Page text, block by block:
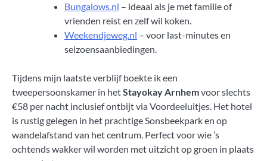
Bungalows.nl – ideaal als je met familie of
vrienden reist en zelf wil koken.
Weekendjeweg.nl – voor last-minutes en
seizoensaanbiedingen.
Tijdens mijn laatste verblijf boekte ik een
tweepersoonskamer in hetStayokay Arnhemvoor slechts
€58 per nacht inclusief ontbijt via Voordeeluitjes. Het hotel
is rustig gelegen in het prachtige Sonsbeekpark en op
wandelafstand van het centrum. Perfect voor wie ’s
ochtends wakker wil worden met uitzicht op groen in plaats